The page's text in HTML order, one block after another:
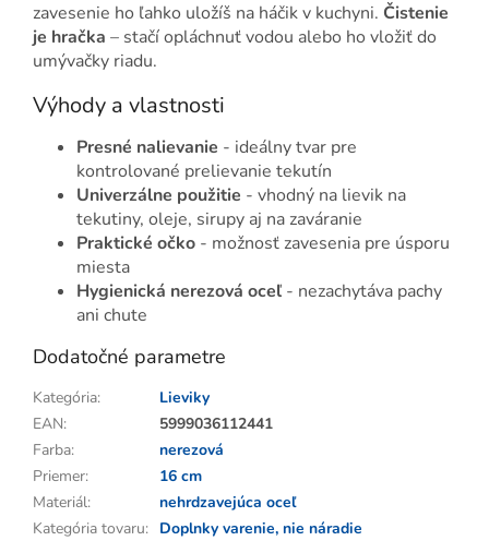
zavesenie ho ľahko uložíš na háčik v kuchyni. Čistenie
je hračka – stačí opláchnuť vodou alebo ho vložiť do
umývačky riadu.
Výhody a vlastnosti
Presné nalievanie - ideálny tvar pre
kontrolované prelievanie tekutín
Univerzálne použitie - vhodný na lievik na
tekutiny, oleje, sirupy aj na zaváranie
Praktické očko - možnosť zavesenia pre úsporu
miesta
Hygienická nerezová oceľ - nezachytáva pachy
ani chute
Dodatočné parametre
Kategória:
Lieviky
EAN:
5999036112441
Farba:
nerezová
Priemer:
16 cm
Materiál:
nehrdzavejúca oceľ
Kategória tovaru: Doplnky varenie, nie náradie